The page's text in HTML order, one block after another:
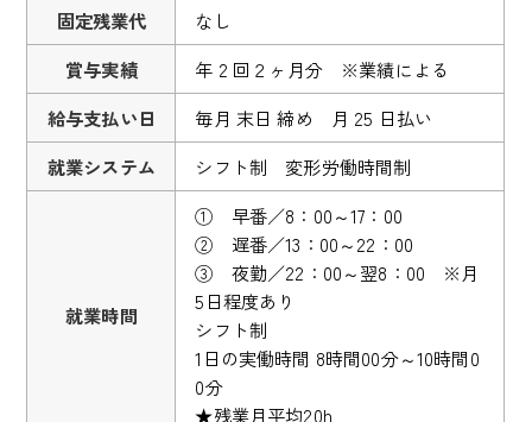
固定残業代
なし
賞与実績
年 2 回２ヶ月分 ※業績による
給与支払い日
毎月 末日 締め 月 25 日払い
就業システム
シフト制 変形労働時間制
就業時間
① 早番／8：00～17：00
② 遅番／13：00～22：00
③ 夜勤／22：00～翌8：00 ※月
5日程度あり
シフト制
1日の実働時間 8時間00分～10時間0
0分
★残業月平均20h